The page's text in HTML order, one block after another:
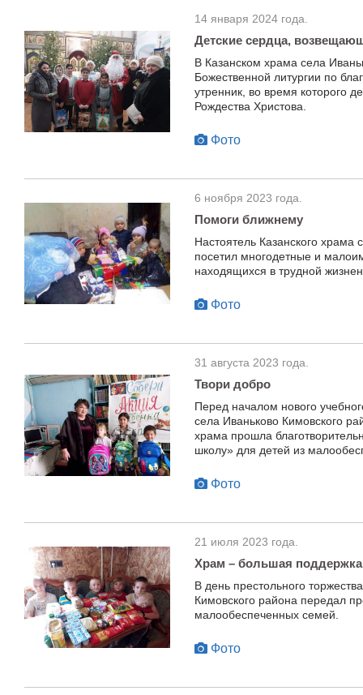
14 января 2024 года.
Детские сердца,
В Казанском храма села
Божественной литургии по
утренник, во время которого
Рождества Христова.
Фото
6 ноября 2023 года.
Помоги ближнему
Настоятель Казанского храма
посетил многодетные и
находящихся в трудной
Фото
31 августа 2023 года.
Твори добро
Перед началом нового
села Иваньково Кимовского
храма прошла
школу» для детей из
Фото
21 июля 2023 года.
Храм – большая
В день престольного
Кимовского района передал
малообеспеченных семей.
Фото